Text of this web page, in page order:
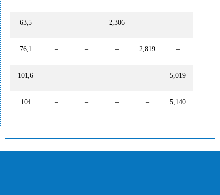
63,5 – – 2,306 – –
76,1 – – – 2,819 –
101,6 – – – – 5,019
104 – – – – 5,140